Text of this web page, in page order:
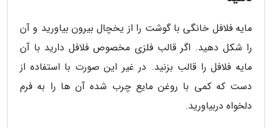
مایه فلافل خانگی با گوشت را از یخچال بیرون بیاورید و آن
را شکل دهید. اگر قالب فلزی مخصوص فلافل دارید با آن
مایه فلافل را قالب بزنید. در غیر این صورت با استفاده از
دست که کمی با روغن مایع چرب شده آن ها را به فرم
دلخواه دربیاورید.